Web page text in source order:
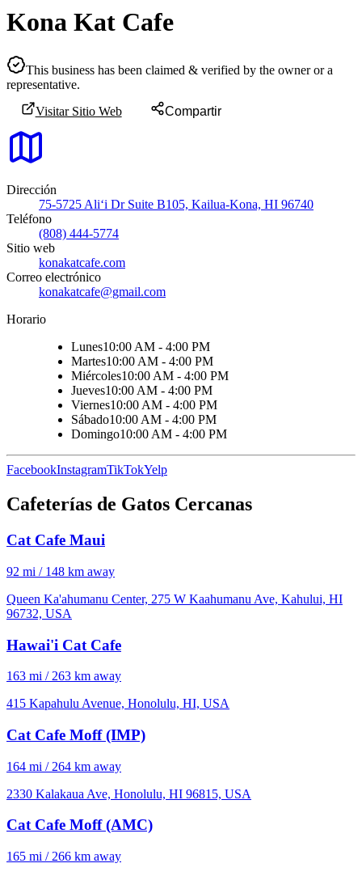
Kona Kat Cafe
This business has been claimed & verified by the owner or a
representative.
Visitar Sitio Web
Compartir
Dirección
75-5725 Ali‘i Dr Suite B105, Kailua-Kona, HI 96740
Teléfono
(808) 444-5774
Sitio web
konakatcafe.com
Correo electrónico
konakatcafe@gmail.com
Horario
Lunes10:00 AM - 4:00 PM
Martes10:00 AM - 4:00 PM
Miércoles10:00 AM - 4:00 PM
Jueves10:00 AM - 4:00 PM
Viernes10:00 AM - 4:00 PM
Sábado10:00 AM - 4:00 PM
Domingo10:00 AM - 4:00 PM
FacebookInstagramTikTokYelp
Cafeterías de Gatos Cercanas
Cat Cafe Maui
92 mi / 148 km away
Queen Ka'ahumanu Center, 275 W Kaahumanu Ave, Kahului, HI
96732, USA
Hawai'i Cat Cafe
163 mi / 263 km away
415 Kapahulu Avenue, Honolulu, HI, USA
Cat Cafe Moff (IMP)
164 mi / 264 km away
2330 Kalakaua Ave, Honolulu, HI 96815, USA
Cat Cafe Moff (AMC)
165 mi / 266 km away